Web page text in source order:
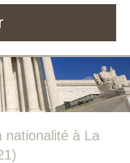
nationalité à La